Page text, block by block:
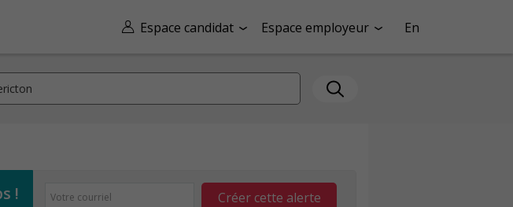
Espace candidat Espace employeur En
! Créer cette alerte